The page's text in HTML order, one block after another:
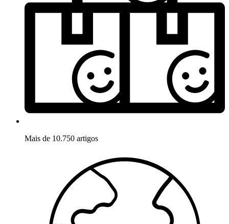
Mais de 10.750 artigos